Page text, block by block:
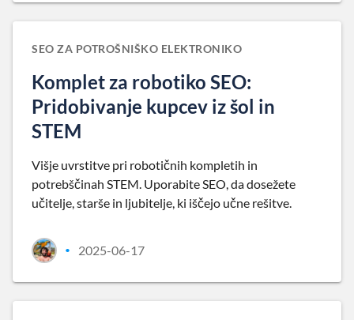
SEO ZA POTROŠNIŠKO ELEKTRONIKO
Komplet za robotiko SEO:
Pridobivanje kupcev iz šol in
STEM
Višje uvrstitve pri robotičnih kompletih in
potrebščinah STEM. Uporabite SEO, da dosežete
učitelje, starše in ljubitelje, ki iščejo učne rešitve.
• 2025-06-17